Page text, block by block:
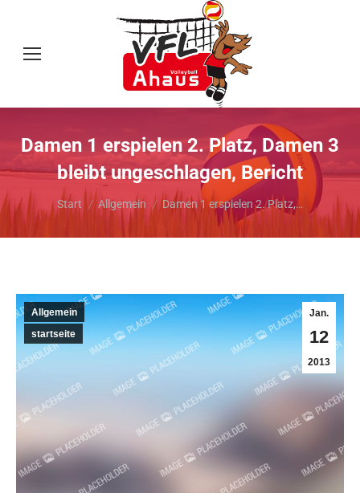
Damen 1 erspielen 2. Platz, Damen 3
bleibt ungeschlagen, Bericht
Sie befinden sich hier:
Start Allgemein Damen 1 erspielen 2. Platz,…
Jan.
12
2013
Allgemein
startseite